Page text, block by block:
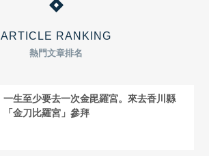
ARTICLE RANKING
熱門文章排名
一生至少要去一次金毘羅宮。來去香川縣
「金刀比羅宮」參拜